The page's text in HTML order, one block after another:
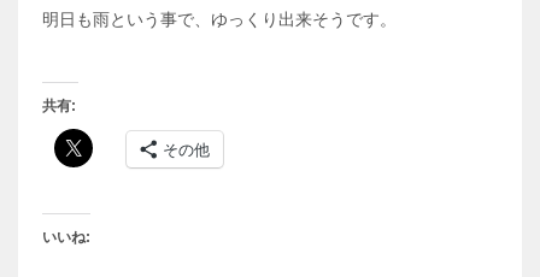
明日も雨という事で、ゆっくり出来そうです。
共有:
その他
いいね: